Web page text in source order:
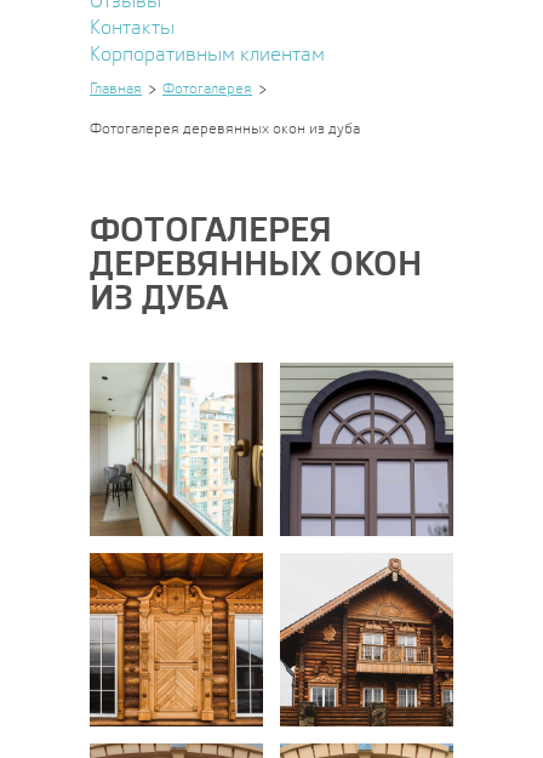
Контакты
Корпоративным клиентам
Главная Фотогалерея
Фотогалерея деревянных окон из дуба
ФОТОГАЛЕРЕЯ
ДЕРЕВЯННЫХ ОКОН
ИЗ ДУБА